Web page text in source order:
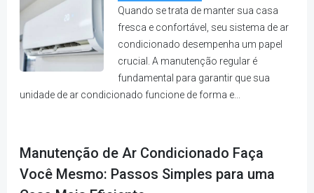
Quando se trata de manter sua casa
fresca e confortável, seu sistema de ar
condicionado desempenha um papel
crucial. A manutenção regular é
fundamental para garantir que sua
unidade de ar condicionado funcione de forma e...
Manutenção de Ar Condicionado Faça
Você Mesmo: Passos Simples para uma